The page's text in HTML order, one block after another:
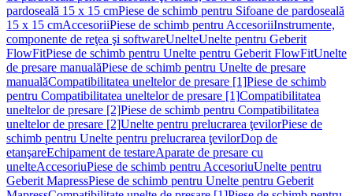
pardoseală 15 x 15 cmPiese de schimb pentru Sifoane de pardoseală
15 x 15 cmAccesoriiPiese de schimb pentru AccesoriiInstrumente,
componente de reţea şi softwareUnelteUnelte pentru Geberit
FlowFitPiese de schimb pentru Unelte pentru Geberit FlowFitUnelte
de presare manualăPiese de schimb pentru Unelte de presare
manualăCompatibilitatea uneltelor de presare [1]Piese de schimb
pentru Compatibilitatea uneltelor de presare [1]Compatibilitatea
uneltelor de presare [2]Piese de schimb pentru Compatibilitatea
uneltelor de presare [2]Unelte pentru prelucrarea ţevilorPiese de
schimb pentru Unelte pentru prelucrarea ţevilorDop de
etanşareEchipament de testareAparate de presare cu
unelteAccesoriuPiese de schimb pentru AccesoriuUnelte pentru
Geberit MapressPiese de schimb pentru Unelte pentru Geberit